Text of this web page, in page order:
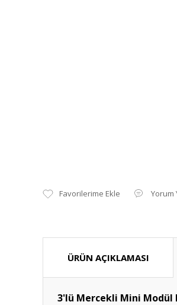
Yorum
ÜRÜN AÇIKLAMASI
3'lü Mercekli Mini Modül